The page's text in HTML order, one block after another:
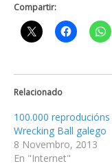
Compartir:
Relacionado
100.000
Wrecking Ball galego
8 Novembro, 2013
En "Internet"